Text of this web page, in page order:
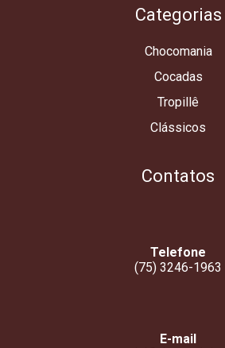
Categorias
Chocomania
Cocadas
Tropillê
Clássicos
Contatos
Telefone
(75) 3246-1963
E-mail